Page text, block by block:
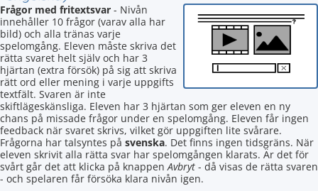
Frågor med fritextsvar - Nivån
innehåller 10 frågor (varav alla har
bild) och alla tränas varje
spelomgång. Eleven måste skriva det
rätta svaret helt själv och har 3
hjärtan (extra försök) på sig att skriva
rätt ord eller mening i varje uppgifts
textfält. Svaren är inte
skiftlägeskänsliga. Eleven har 3 hjärtan som ger eleven en ny
chans på missade frågor under en spelomgång. Eleven får ingen
feedback när svaret skrivs, vilket gör uppgiften lite svårare.
Frågorna har talsyntes på svenska. Det finns ingen tidsgräns. När
eleven skrivit alla rätta svar har spelomgången klarats. Är det för
svårt går det att klicka på knappenAvbryt - då visas de rätta svaren
- och spelaren får försöka klara nivån igen.